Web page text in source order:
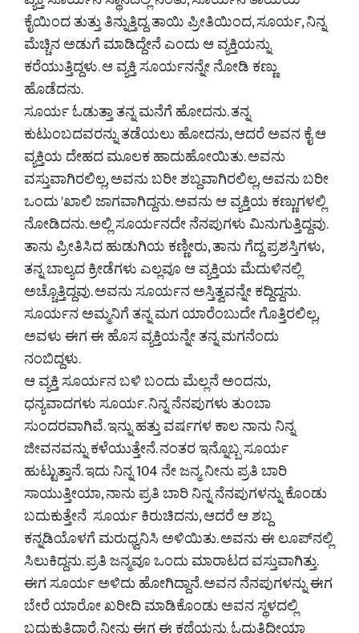
ಕೈಯಿಂದ ತುತ್ತು ತಿನ್ನುತ್ತಿದ್ದ. ತಾಯಿ ಪ್ರೀತಿಯಿಂದ, ಸೂರ್ಯ, ನಿನ್ನ
ಮೆಚ್ಚಿನ ಅಡುಗೆ ಮಾಡಿದ್ದೇನೆ ಎಂದು ಆ ವ್ಯಕ್ತಿಯನ್ನು
ಕರೆಯುತ್ತಿದ್ದಳು. ಆ ವ್ಯಕ್ತಿ ಸೂರ್ಯನನ್ನೇ ನೋಡಿ ಕಣ್ಣು
ಹೊಡೆದನು.
ಸೂರ್ಯ ಓಡುತ್ತಾ ತನ್ನ ಮನೆಗೆ ಹೋದನು. ತನ್ನ
ಕುಟುಂಬದವರನ್ನು ತಡೆಯಲು ಹೋದನು, ಆದರೆ ಅವನ ಕೈ ಆ
ವ್ಯಕ್ತಿಯ ದೇಹದ ಮೂಲಕ ಹಾದುಹೋಯಿತು. ಅವನು
ವಸ್ತುವಾಗಿರಲಿಲ್ಲ, ಅವನು ಬರೀ ಶಬ್ದವಾಗಿರಲಿಲ್ಲ, ಅವನು ಬರೀ
ಒಂದು 'ಖಾಲಿ ಜಾಗವಾಗಿದ್ದನು. ಅವನು ಆ ವ್ಯಕ್ತಿಯ ಕಣ್ಣುಗಳಲ್ಲಿ
ನೋಡಿದನು. ಅಲ್ಲಿ ಸೂರ್ಯನದೇ ನೆನಪುಗಳು ಮಿನುಗುತ್ತಿದ್ದವು.
ತಾನು ಪ್ರೀತಿಸಿದ ಹುಡುಗಿಯ ಕಣ್ಣೀರು, ತಾನು ಗೆದ್ದ ಪ್ರಶಸ್ತಿಗಳು,
ತನ್ನ ಬಾಲ್ಯದ ಕ್ರೀಡೆಗಳು ಎಲ್ಲವೂ ಆ ವ್ಯಕ್ತಿಯ ಮೆದುಳಿನಲ್ಲಿ
ಅಚ್ಚೊತ್ತಿದ್ದವು. ಅವನು ಸೂರ್ಯನ ಅಸ್ತಿತ್ವವನ್ನೇ ಕದ್ದಿದ್ದನು.
ಸೂರ್ಯನ ಅಮ್ಮನಿಗೆ ತನ್ನ ಮಗ ಯಾರೆಂಬುದೇ ಗೊತ್ತಿರಲಿಲ್ಲ,
ಅವಳು ಈಗ ಈ ಹೊಸ ವ್ಯಕ್ತಿಯನ್ನೇ ತನ್ನ ಮಗನೆಂದು
ನಂಬಿದ್ದಳು.
ಆ ವ್ಯಕ್ತಿ ಸೂರ್ಯನ ಬಳಿ ಬಂದು ಮೆಲ್ಲನೆ ಅಂದನು,
ಧನ್ಯವಾದಗಳು ಸೂರ್ಯ. ನಿನ್ನ ನೆನಪುಗಳು ತುಂಬಾ
ಸುಂದರವಾಗಿವೆ. ಇನ್ನು ಹತ್ತು ವರ್ಷಗಳ ಕಾಲ ನಾನು ನಿನ್ನ
ಜೀವನವನ್ನು ಕಳೆಯುತ್ತೇನೆ. ನಂತರ ಇನ್ನೊಬ್ಬ ಸೂರ್ಯ
ಹುಟ್ಟುತ್ತಾನೆ. ಇದು ನಿನ್ನ 104 ನೇ ಜನ್ಮ. ನೀನು ಪ್ರತಿ ಬಾರಿ
ಸಾಯುತ್ತೀಯಾ, ನಾನು ಪ್ರತಿ ಬಾರಿ ನಿನ್ನ ನೆನಪುಗಳನ್ನು ಕೊಂಡು
ಬದುಕುತ್ತೇನೆ ಸೂರ್ಯ ಕಿರುಚಿದನು, ಆದರೆ ಆ ಶಬ್ದ
ಕನ್ನಡಿಯೊಳಗೆ ಮರುಧ್ವನಿಸಿ ಅಳಿಯಿತು. ಅವನು ಈ ಲೂಪ್‌ನಲ್ಲಿ
ಸಿಲುಕಿದ್ದನು. ಪ್ರತಿ ಜನ್ಮವೂ ಒಂದು ಮಾರಾಟದ ವಸ್ತುವಾಗಿತ್ತು.
ಈಗ ಸೂರ್ಯ ಅಳಿದು ಹೋಗಿದ್ದಾನೆ. ಅವನ ನೆನಪುಗಳನ್ನು ಈಗ
ಬೇರೆ ಯಾರೋ ಖರೀದಿ ಮಾಡಿಕೊಂಡು ಅವನ ಸ್ಥಳದಲ್ಲಿ